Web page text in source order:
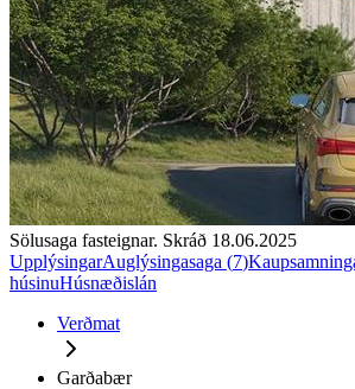
Sölusaga fasteignar. Skráð 18.06.2025
UpplýsingarAuglýsingasaga (7)
húsinuHúsnæðislán
Verðmat
Garðabær